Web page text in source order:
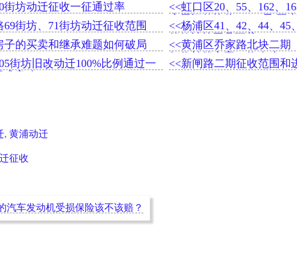
街坊动迁征收一征通过率
<<虹口区20、55、162、
房屋评估均价57416元/平米
69街坊、71街坊动迁征收范围
<<杨浦区41、42、44、45
偿款计算工具下载
子的买卖和继承难题如何破局
<<黄浦区乔家路北块二期
征收补偿方案（修改稿）
街坊旧改动迁100%比例通过一
<<新闸路二期征收范围和
, 黄浦动迁
征收
汽车发动机受损保险该不该赔？